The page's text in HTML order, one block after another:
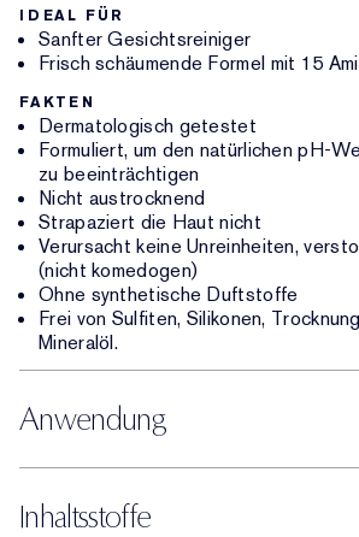
IDEAL FÜR
Sanfter Gesichtsreiniger
Frisch schäumende Formel mit 15
FAKTEN
Dermatologisch getestet
Formuliert, um den natürlichen pH-
zu beeinträchtigen
Nicht austrocknend
Strapaziert die Haut nicht
Verursacht keine Unreinheiten,
(nicht komedogen)
Ohne synthetische Duftstoffe
Frei von Sulfiten, Silikonen,
Mineralöl.
Anwendung
Inhaltsstoffe